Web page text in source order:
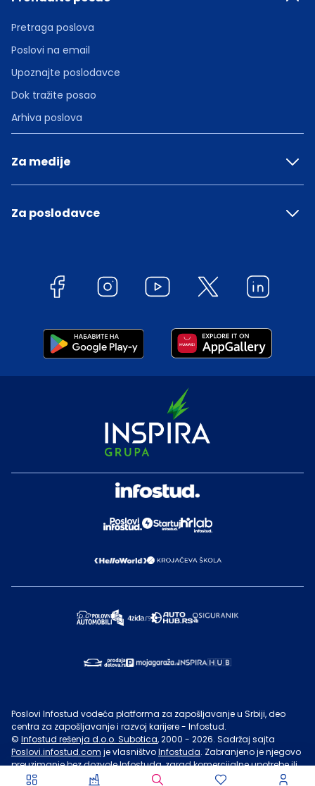
Pretraga poslova
Poslovi na email
Upoznajte poslodavce
Dok tražite posao
Arhiva poslova
Za medije
Za poslodavce
Poslovi Infostud vodeća platforma za zapošljavanje u Srbiji, deo
centra za zapošljavanje i razvoj karijere - Infostud.
© Infostud rešenja d.o.o. Subotica, 2000 - 2026. Sadržaj sajta
Poslovi.infostud.com je vlasništvoInfostuda. Zabranjeno je njegovo
preuzimanje bez dozvoleInfostuda, zarad komercijalne upotrebe ili
u druge svrhe, osim za lične potrebe posetilaca sajta.